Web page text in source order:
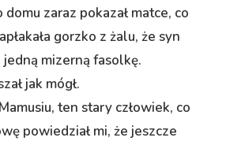
zaraz pokazał matce, co
gorzko z żalu, że syn
jedną mizerną fasolkę.
jak mógł.
ten stary człowiek, co
powiedział mi, że jeszcze